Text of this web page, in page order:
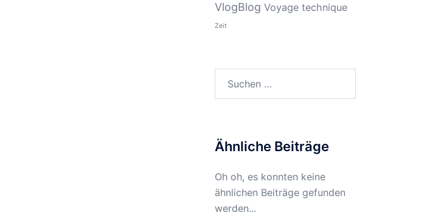
VlogBlog Voyage technique
Zeit
Ähnliche Beiträge
Oh oh, es konnten keine
ähnlichen Beiträge gefunden
werden...